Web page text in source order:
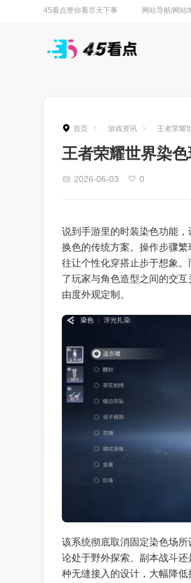
45看点带你看尽天下事 网站导航/网站
首页 游戏资讯 王者荣耀
王者荣耀世界染
2026-06-03 0
说到手游里的时装染色功能
换色的传统方案。操作步骤
往让个性化穿搭止步于想象
了玩家与角色造型之间的交
由度外观定制。
该系统彻底取消固定染色场
论处于野外探索、副本战斗
种无缝接入的设计，大幅降